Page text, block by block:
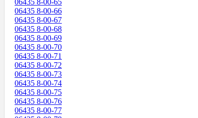
06435 8-00-65
06435 8-00-66
06435 8-00-67
06435 8-00-68
06435 8-00-69
06435 8-00-70
06435 8-00-71
06435 8-00-72
06435 8-00-73
06435 8-00-74
06435 8-00-75
06435 8-00-76
06435 8-00-77